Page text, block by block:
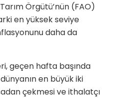
Örgütü’nün (FAO)
en yüksek seviye
daha da
geçen hafta başında
en büyük iki
çekmesi ve ithalatçı